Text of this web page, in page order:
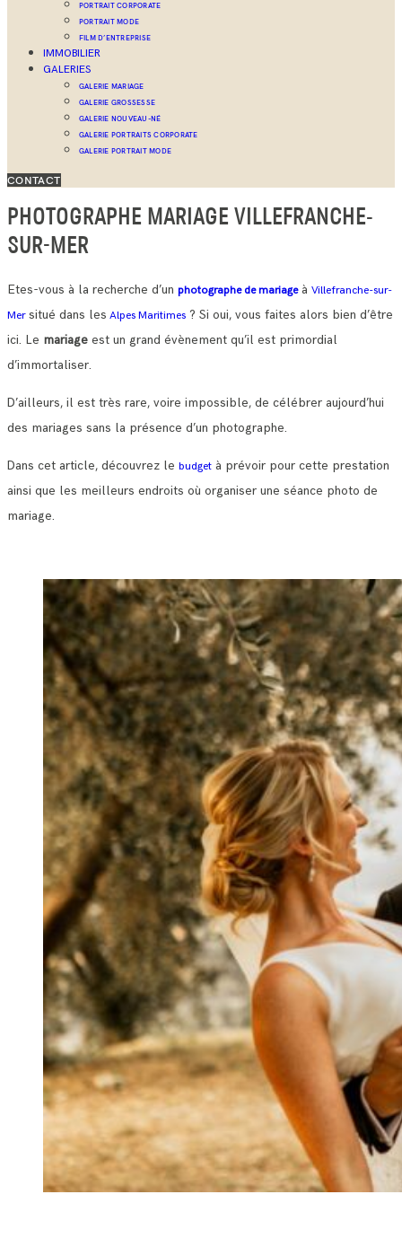
PORTRAIT CORPORATE
PORTRAIT MODE
FILM D’ENTREPRISE
IMMOBILIER
GALERIES
GALERIE MARIAGE
GALERIE GROSSESSE
GALERIE NOUVEAU-NÉ
GALERIE PORTRAITS CORPORATE
GALERIE PORTRAIT MODE
CONTACT
PHOTOGRAPHE MARIAGE VILLEFRANCHE-
SUR-MER
Etes-vous à la recherche d’un photographe de mariageà Villefranche-sur-
Mersitué dans les Alpes Maritimes ? Si oui, vous faites alors bien d’être
ici. Le mariage est un grand évènement qu’il est primordial
d’immortaliser.
D’ailleurs, il est très rare, voire impossible, de célébrer aujourd’hui
des mariages sans la présence d’un photographe.
Dans cet article, découvrez le budget à prévoir pour cette prestation
ainsi que les meilleurs endroits où organiser une séance photo de
mariage.